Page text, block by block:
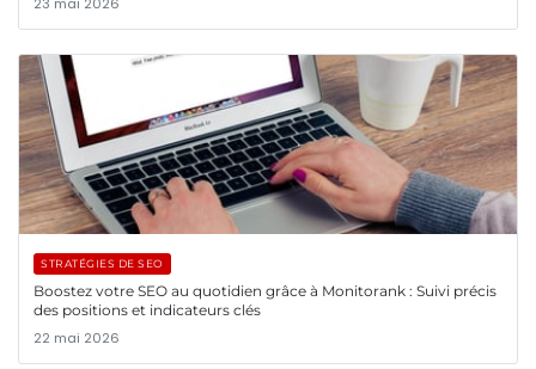
STRATÉGIES DE SEO
Boostez votre SEO au quotidien grâce à Monitorank : Suivi précis
des positions et indicateurs clés
22 mai 2026